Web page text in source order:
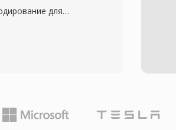
организацию
поддерживает
Windows Media
для
битрейтах от 64
для
Глубокая